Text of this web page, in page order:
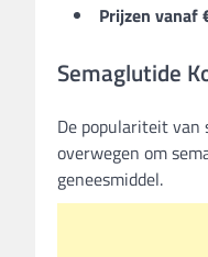
Prijzen vanaf
Semaglutide
De populariteit van
overwegen om
geneesmiddel.